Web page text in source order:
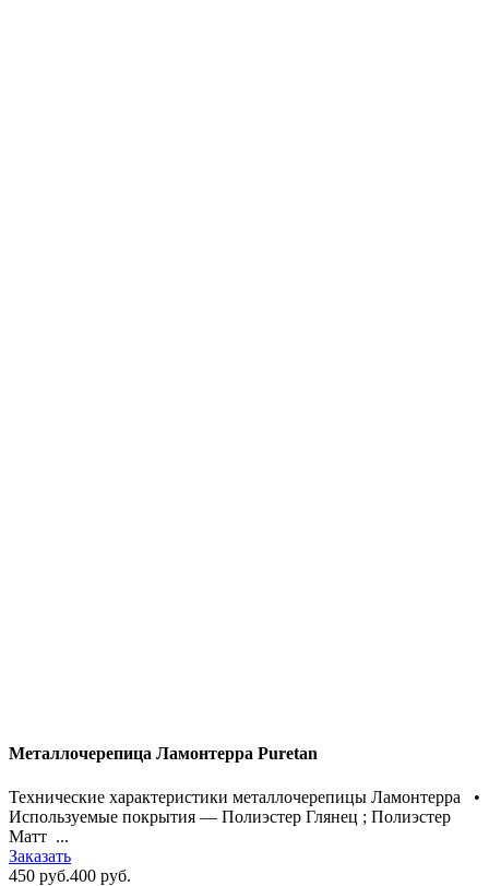
Металлочерепица Ламонтерра Puretan
Технические характеристики металлочерепицы Ламонтерра •
Используемые покрытия — Полиэстер Глянец ; Полиэстер
Матт ...
Заказать
450 руб.400 руб.